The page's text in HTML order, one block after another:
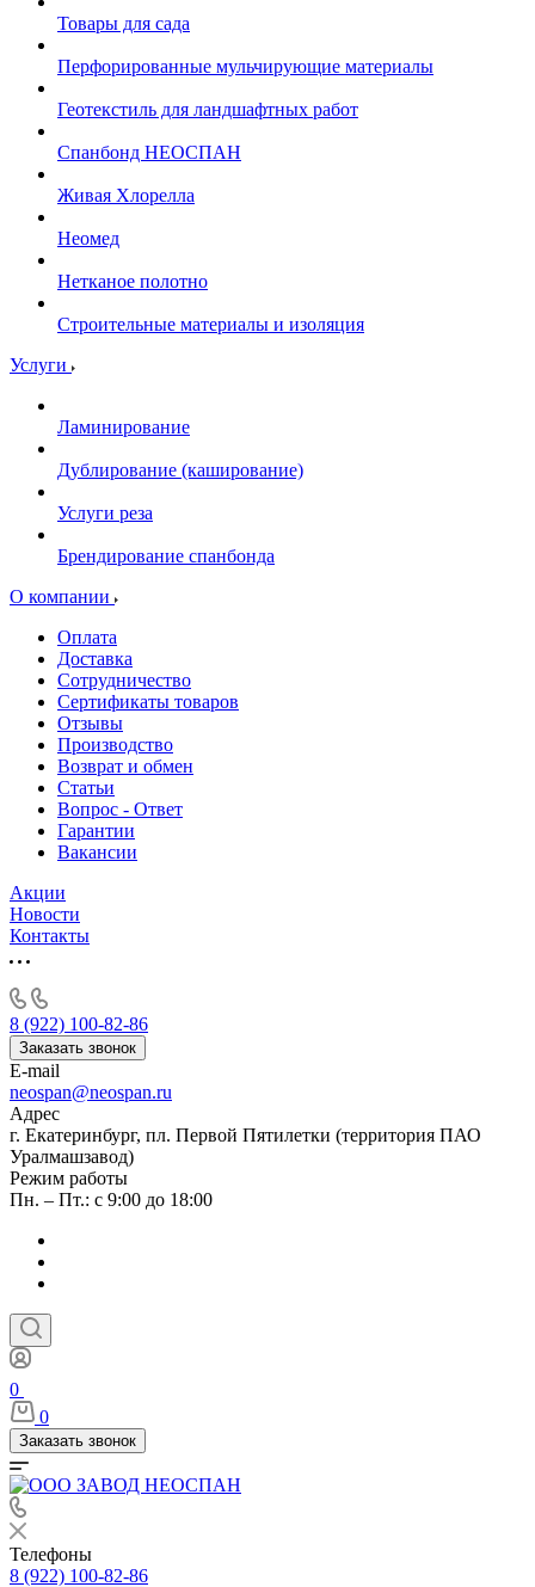
Товары для сада
Перфорированные мульчирующие материалы
Геотекстиль для ландшафтных работ
Спанбонд НЕОСПАН
Живая Хлорелла
Нeомед
Нетканое полотно
Строительные материалы и изоляция
Услуги
Ламинирование
Дублирование (каширование)
Услуги реза
Брендирование спанбонда
О компании
Оплата
Доставка
Сотрудничество
Сертификаты товаров
Отзывы
Производство
Возврат и обмен
Статьи
Вопрос - Ответ
Гарантии
Вакансии
Акции
Новости
Контакты
8 (922) 100-82-86
Заказать звонок
E-mail
neospan@neospan.ru
Адрес
г. Екатеринбург, пл. Первой Пятилетки (территория ПАО
Уралмашзавод)
Режим работы
Пн. – Пт.: с 9:00 до 18:00
0
0
Заказать звонок
Телефоны
8 (922) 100-82-86